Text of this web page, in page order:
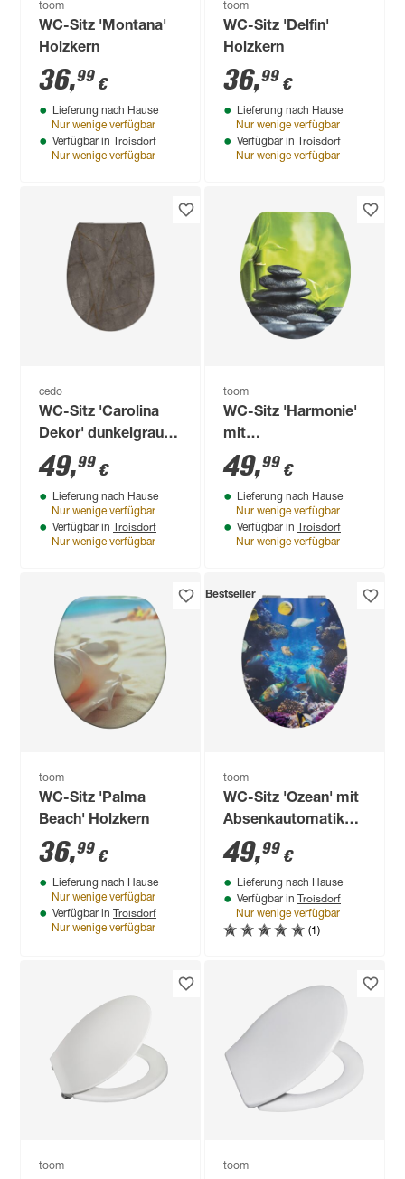
toom
WC-Sitz 'Montana'
Holzkern
36,99 €
Lieferung nach Hause
Nur wenige verfügbar
Verfügbar in Troisdorf
Nur wenige verfügbar
toom
WC-Sitz 'Delfin'
Holzkern
36,99 €
Lieferung nach Hause
Nur wenige verfügbar
Verfügbar in Troisdorf
Nur wenige verfügbar
cedo
WC-Sitz 'Carolina
Dekor' dunkelgrau
mit
Absenkautomatik
und SoftClose
49,99 €
Lieferung nach Hause
Nur wenige verfügbar
Verfügbar in Troisdorf
Nur wenige verfügbar
toom
WC-Sitz 'Harmonie'
mit
Absenkautomatik
Holzkern
49,99 €
Lieferung nach Hause
Nur wenige verfügbar
Verfügbar in Troisdorf
Nur wenige verfügbar
toom
WC-Sitz 'Palma
Beach' Holzkern
36,99 €
Lieferung nach Hause
Nur wenige verfügbar
Verfügbar in Troisdorf
Nur wenige verfügbar
Bestseller
toom
WC-Sitz 'Ozean' mit
Absenkautomatik
Holzkern
49,99 €
Lieferung nach Hause
Verfügbar in Troisdorf
Nur wenige verfügbar
(1)
toom toom